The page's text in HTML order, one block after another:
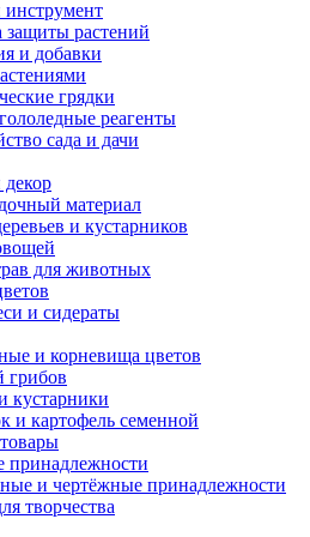
защиты растений
и добавки
грядки
реагенты
сада и дачи
материал
и кустарников
для животных
и сидераты
и корневища цветов
кустарники
и картофель семенной
и чертёжные принадлежности
творчества